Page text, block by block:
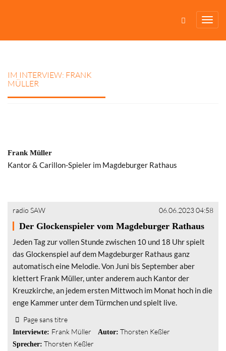
IM INTERVIEW: FRANK
MÜLLER
Frank Müller
Kantor & Carillon-Spieler im Magdeburger Rathaus
radio SAW 06.06.2023 04:58
Der Glockenspieler vom Magdeburger Rathaus
Jeden Tag zur vollen Stunde zwischen 10 und 18 Uhr spielt
das Glockenspiel auf dem Magdeburger Rathaus ganz
automatisch eine Melodie. Von Juni bis September aber
klettert Frank Müller, unter anderem auch Kantor der
Kreuzkirche, an jedem ersten Mittwoch im Monat hoch in die
enge Kammer unter dem Türmchen und spielt live.
Page sans titre
Interviewte: Frank Müller Autor: Thorsten Keßler
Sprecher: Thorsten Keßler